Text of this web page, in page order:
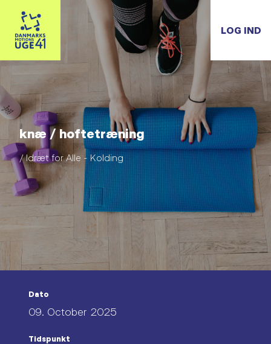
LOG IND
knæ / hoftetræning
/ Idræt for Alle - Kolding
Dato
09. October 2025
Tidspunkt